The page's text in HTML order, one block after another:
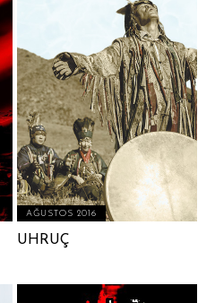
AĞUSTOS 2016
UHRUÇ